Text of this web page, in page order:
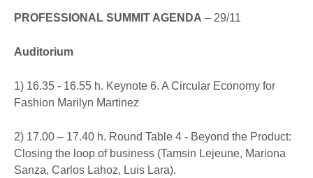
PROFESSIONAL SUMMIT AGENDA – 29/11
Auditorium
1) 16.35 - 16.55 h. Keynote 6. A Circular Economy for
Fashion Marilyn Martinez
2) 17.00 – 17.40 h. Round Table 4 - Beyond the Product:
Closing the loop of business (Tamsin Lejeune, Mariona
Sanza, Carlos Lahoz, Luis Lara).